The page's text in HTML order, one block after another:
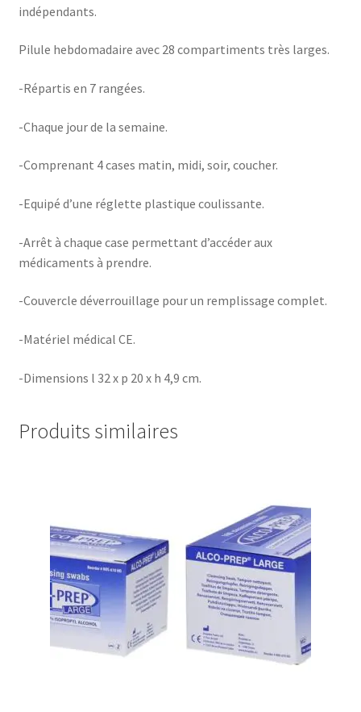
indépendants.
Pilule hebdomadaire avec 28 compartiments très larges.
-Répartis en 7 rangées.
-Chaque jour de la semaine.
-Comprenant 4 cases matin, midi, soir, coucher.
-Equipé d’une réglette plastique coulissante.
-Arrêt à chaque case permettant d’accéder aux
médicaments à prendre.
-Couvercle déverrouillage pour un remplissage complet.
-Matériel médical CE.
-Dimensions l 32 x p 20 x h 4,9 cm.
Produits similaires